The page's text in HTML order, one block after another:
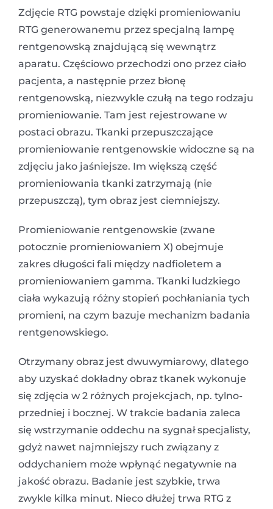
Zdjęcie RTG powstaje dzięki promieniowaniu
RTG generowanemu przez specjalną lampę
rentgenowską znajdującą się wewnątrz
aparatu. Częściowo przechodzi ono przez ciało
pacjenta, a następnie przez błonę
rentgenowską, niezwykle czułą na tego rodzaju
promieniowanie. Tam jest rejestrowane w
postaci obrazu. Tkanki przepuszczające
promieniowanie rentgenowskie widoczne są na
zdjęciu jako jaśniejsze. Im większą część
promieniowania tkanki zatrzymają (nie
przepuszczą), tym obraz jest ciemniejszy.
Promieniowanie rentgenowskie (zwane
potocznie promieniowaniem X) obejmuje
zakres długości fali między nadfioletem a
promieniowaniem gamma. Tkanki ludzkiego
ciała wykazują różny stopień pochłaniania tych
promieni, na czym bazuje mechanizm badania
rentgenowskiego.
Otrzymany obraz jest dwuwymiarowy, dlatego
aby uzyskać dokładny obraz tkanek wykonuje
się zdjęcia w 2 różnych projekcjach, np. tylno-
przedniej i bocznej. W trakcie badania zaleca
się wstrzymanie oddechu na sygnał specjalisty,
gdyż nawet najmniejszy ruch związany z
oddychaniem może wpłynąć negatywnie na
jakość obrazu. Badanie jest szybkie, trwa
zwykle kilka minut. Nieco dłużej trwa RTG z